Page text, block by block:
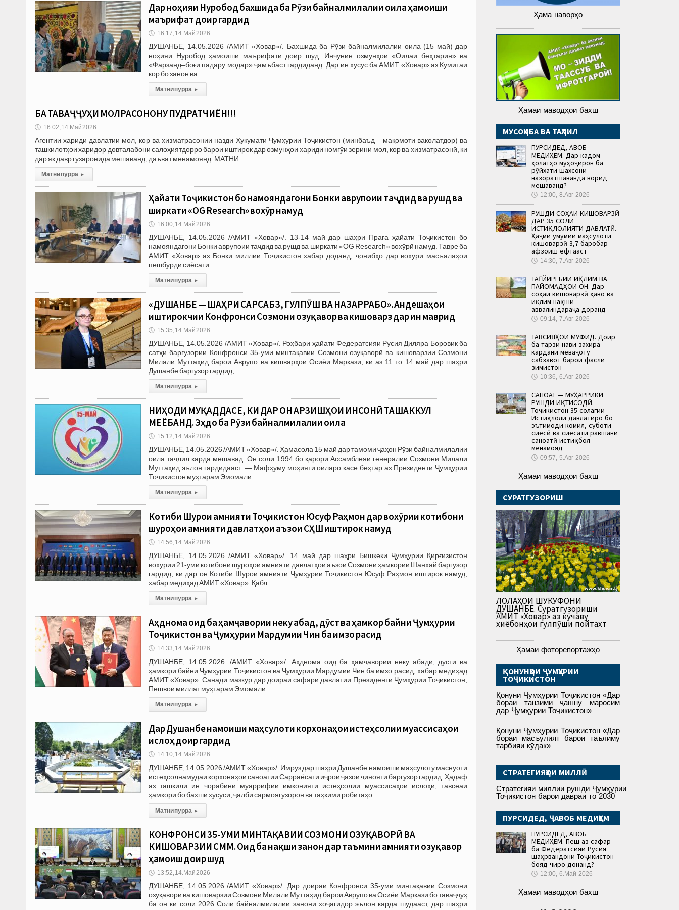
Дар ноҳияи Нуробод бахшида ба Рӯзи байналмилалии оила ҳамоиши
маърифатӣ доир гардид
🕔 16:17, 14.Май 2026
ДУШАНБЕ, 14.05.2026 /АМИТ «Ховар»/. Бахшида ба Рӯзи байналмилалии оила (15 май) дар
ноҳияи Нуробод ҳамоиши маърифатӣ доир шуд. Инчунин озмунҳои «Оилаи беҳтарин» ва
«Фарзанд–боғи падару модар» ҷамъбаст гардиданд. Дар ин хусус ба АМИТ «Ховар» аз Кумитаи
кор бо занон ва
Матни пурра ▸
БА ТАВАҶҶУҲИ МОЛРАСОНОНУ ПУДРАТЧИЁН!!!
🕔 16:02, 14.Май 2026
Агентии хариди давлатии мол, кор ва хизматрасонии назди Ҳукумати Ҷумҳурии Тоҷикистон (минбаъд – мақомоти ваколатдор) ва
ташкилотҳои харидор довталабони салоҳиятдорро барои иштирок дар озмунҳои хариди номгӯи зерини мол, кор ва хизматрасонӣ, ки
дар як давр гузаронида мешаванд, даъват менамоянд: МАТНИ
Матни пурра ▸
Ҳайати Тоҷикистон бо намояндагони Бонки аврупоии таҷдид ва рушд ва
ширкати «OG Research» вохӯрӣ намуд
🕔 16:00, 14.Май 2026
ДУШАНБЕ, 14.05.2026 /АМИТ «Ховар»/. 13-14 май дар шаҳри Прага ҳайати Тоҷикистон бо
намояндагони Бонки аврупоии таҷдид ва рушд ва ширкати «OG Research» вохӯрӣ намуд. Тавре ба
АМИТ «Ховар» аз Бонки миллии Тоҷикистон хабар доданд, ҷонибҳо дар вохӯрӣ масъалаҳои
пешбурди сиёсати
Матни пурра ▸
«ДУШАНБЕ — ШАҲРИ САРСАБЗ, ГУЛПӮШ ВА НАЗАРРАБО». Андешаҳои
иштирокчии Конфронси Созмони озуқаворӣ ва кишоварзӣ дар ин маврид
🕔 15:35, 14.Май 2026
ДУШАНБЕ, 14.05.2026 /АМИТ «Ховар»/. Роҳбари ҳайати Федератсияи Русия Диляра Боровик ба
сатҳи баргузории Конфронси 35-уми минтақавии Созмони озуқаворӣ ва кишоварзии Созмони
Милали Муттаҳид барои Аврупо ва кишварҳои Осиёи Марказӣ, ки аз 11 то 14 май дар шаҳри
Душанбе баргузор гардид,
Матни пурра ▸
НИҲОДИ МУҚАДДАСЕ, КИ ДАР ОН АРЗИШҲОИ ИНСОНӢ ТАШАККУЛ
МЕЁБАНД. Эҳдо ба Рӯзи байналмилалии оила
🕔 15:12, 14.Май 2026
ДУШАНБЕ, 14.05.2026 /АМИТ «Ховар»/. Ҳамасола 15 май дар тамоми ҷаҳон Рӯзи байналмилалии
оила таҷлил карда мешавад. Он соли 1994 бо қарори Ассамблеяи генералии Созмони Милали
Муттаҳид эълон гардидааст. — Мафҳуму моҳияти оиларо касе беҳтар аз Президенти Ҷумҳурии
Тоҷикистон муҳтарам Эмомалӣ
Матни пурра ▸
Котиби Шурои амнияти Тоҷикистон Юсуф Раҳмон дар вохӯрии котибони
шуроҳои амнияти давлатҳои аъзои СҲШ иштирок намуд
🕔 14:56, 14.Май 2026
ДУШАНБЕ, 14.05.2026 /АМИТ «Ховар»/. 14 май дар шаҳри Бишкеки Ҷумҳурии Қирғизистон
вохӯрии 21-уми котибони шуроҳои амнияти давлатҳои аъзои Созмони ҳамкории Шанхай баргузор
гардид, ки дар он Котиби Шурои амнияти Ҷумҳурии Тоҷикистон Юсуф Раҳмон иштирок намуд,
хабар медиҳад АМИТ «Ховар». Қабл
Матни пурра ▸
Аҳднома оид ба ҳамҷавории неку абадӣ, дӯстӣ ва ҳамкорӣ байни Ҷумҳурии
Тоҷикистон ва Ҷумҳурии Мардумии Чин ба имзо расид
🕔 14:33, 14.Май 2026
ДУШАНБЕ, 14.05.2026. /АМИТ «Ховар»/. Аҳднома оид ба ҳамҷавории неку абадӣ, дӯстӣ ва
ҳамкорӣ байни Ҷумҳурии Тоҷикистон ва Ҷумҳурии Мардумии Чин ба имзо расид, хабар медиҳад
АМИТ «Ховар». Санади мазкур дар доираи сафари давлатии Президенти Ҷумҳурии Тоҷикистон,
Пешвои миллат муҳтарам Эмомалӣ
Матни пурра ▸
Дар Душанбе намоиши маҳсулоти корхонаҳои истеҳсолии муассисаҳои
ислоҳӣ доир гардид
🕔 14:10, 14.Май 2026
ДУШАНБЕ, 14.05.2026 /АМИТ «Ховар»/. Имрӯз дар шаҳри Душанбе намоиши маҳсулоту маснуоти
истеҳсолнамудаи корхонаҳои саноатии Сарраёсати иҷрои ҷазои ҷиноятӣ баргузор гардид. Ҳадаф
аз ташкили ин чорабинӣ муаррифии имконияти истеҳсолии муассисаҳои ислоҳӣ, тавсеаи
ҳамкорӣ бо бахши хусусӣ, ҷалби сармоягузорон ва таҳкими робитаҳо
Матни пурра ▸
КОНФРОНСИ 35-УМИ МИНТАҚАВИИ СОЗМОНИ ОЗУҚАВОРӢ ВА
КИШОВАРЗИИ СММ. Оид ба нақши занон дар таъмини амнияти озуқаворӣ
ҳамоиш доир шуд
🕔 13:52, 14.Май 2026
ДУШАНБЕ, 14.05.2026 /АМИТ «Ховар»/. Дар доираи Конфронси 35-уми минтақавии Созмони
озуқаворӣ ва кишоварзии Созмони Милали Муттаҳид барои Аврупо ва Осиёи Марказӣ бо таваҷҷуҳ
ба он ки соли 2026 Соли байналмилалии занони хоҷагидор эълон карда шудааст, дар шаҳри
Ҳама наворҳо
Ҳамаи маводҳои бахш
МУСОҲИБА ВА ТАҲЛИЛ
ПУРСИДЕД, ҶАВОБ
МЕДИҲЕМ. Дар кадом
ҳолатҳо муҳоҷирон ба
рӯйхати шахсони
назоратшаванда ворид
мешаванд?
🕔 12:00, 8.Авг 2026
РУШДИ СОҲАИ КИШОВАРЗӢ
ДАР 35 СОЛИ
ИСТИҚЛОЛИЯТИ ДАВЛАТӢ.
Ҳаҷми умумии маҳсулоти
кишоварзӣ 3,7 баробар
афзоиш ёфтааст
🕔 14:30, 7.Авг 2026
ТАҒЙИРЁБИИ ИҚЛИМ ВА
ПАЙОМАДҲОИ ОН. Дар
соҳаи кишоварзӣ ҳаво ва
иқлим нақши
аввалиндараҷа доранд
🕔 09:14, 7.Авг 2026
ТАВСИЯҲОИ МУФИД. Доир
ба тарзи нави захира
кардани меваҷоту
сабзавот барои фасли
зимистон
🕔 10:36, 6.Авг 2026
САНОАТ — МУҲАРРИКИ
РУШДИ ИҚТИСОДӢ.
Тоҷикистон 35-солагии
Истиқлоли давлатиро бо
эътимоди комил, суботи
сиёсӣ ва сиёсати равшани
саноатӣ истиқбол
менамояд
🕔 09:57, 5.Авг 2026
Ҳамаи маводҳои бахш
СУРАТГУЗОРИШ
ЛОЛАҲОИ ШУКУФОНИ
ДУШАНБЕ. Суратгузориши
АМИТ «Ховар» аз кӯчаву
хиёбонҳои гулпӯши пойтахт
Ҳамаи фоторепортажҳо
ҚОНУНҲОИ ҶУМҲУРИИ
ТОҶИКИСТОН
Қонуни Ҷумҳурии Тоҷикистон «Дар
бораи танзими ҷашну маросим
дар Ҷумҳурии Тоҷикистон»
Қонуни Ҷумҳурии Тоҷикистон «Дар
бораи масъулият барои таълиму
тарбияи кӯдак»
СТРАТЕГИЯҲОИ МИЛЛӢ
Стратегияи миллии рушди Ҷумҳурии
Тоҷикистон барои давраи то 2030
ПУРСИДЕД, ҶАВОБ МЕДИҲЕМ
ПУРСИДЕД, ҶАВОБ
МЕДИҲЕМ. Пеш аз сафар
ба Федератсияи Русия
шаҳрвандони Тоҷикистон
бояд чиро донанд?
🕔 12:00, 6.Май 2026
Ҳамаи маводҳои бахш